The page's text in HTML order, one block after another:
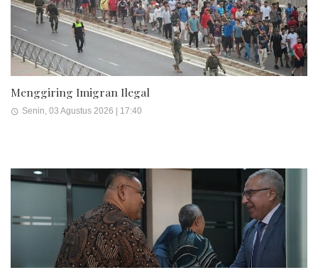
Menggiring Imigran Ilegal
Senin, 03 Agustus 2026 | 17:40